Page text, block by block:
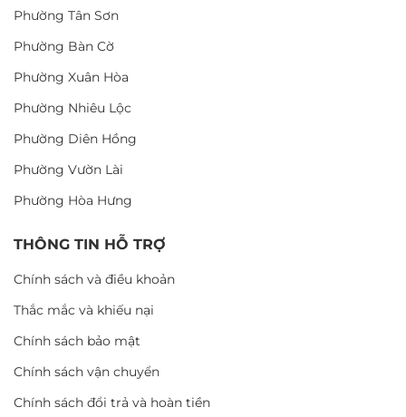
Phường Tân Sơn
Phường Bàn Cờ
Phường Xuân Hòa
Phường Nhiêu Lộc
Phường Diên Hồng
Phường Vườn Lài
Phường Hòa Hưng
THÔNG TIN HỖ TRỢ
Chính sách và điều khoản
Thắc mắc và khiếu nại
Chính sách bảo mật
Chính sách vận chuyển
Chính sách đổi trả và hoàn tiền